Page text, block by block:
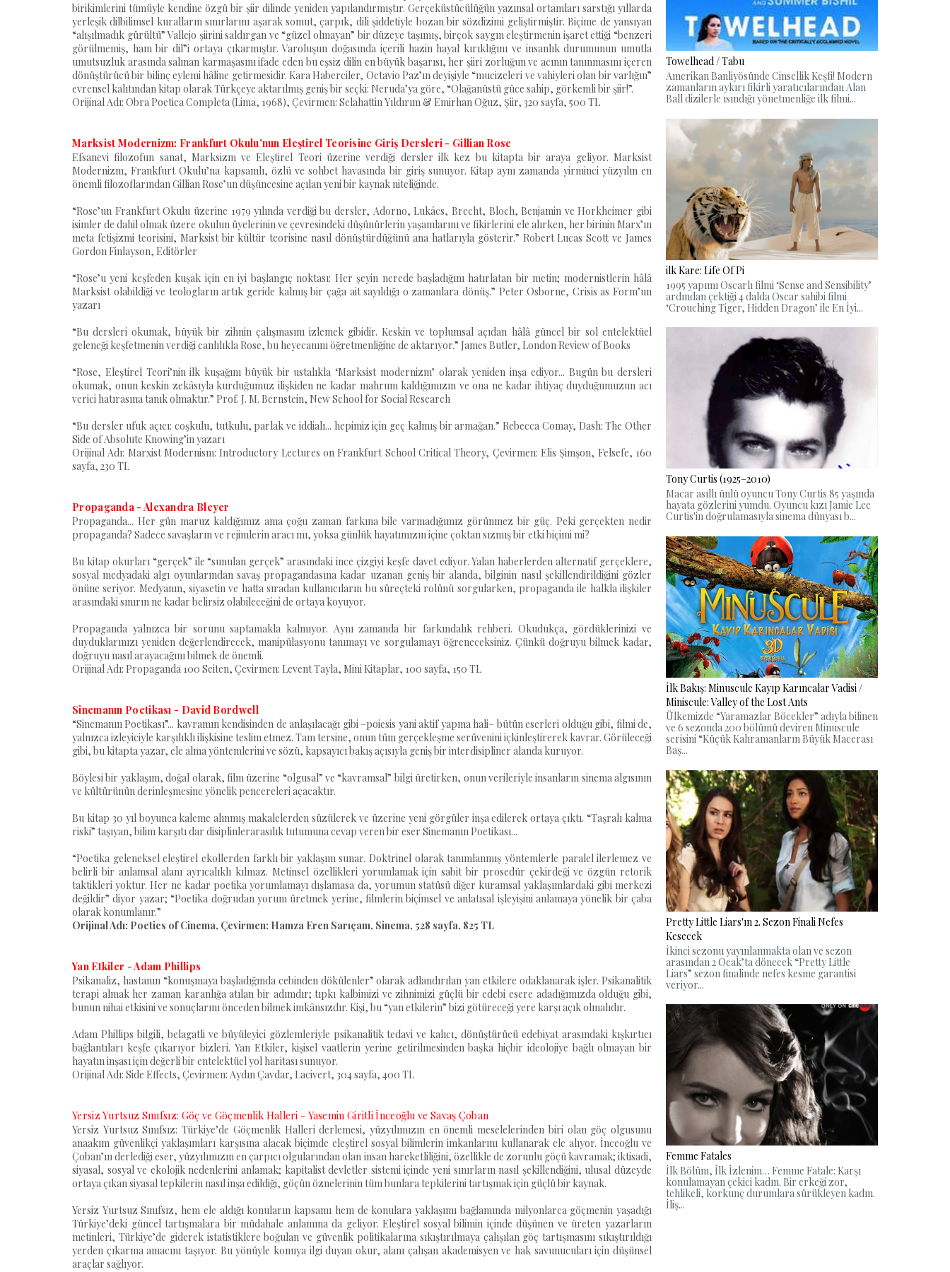
birikimlerini tümüyle kendine özgü bir şiir dilinde yeniden yapılandırmıştır. Gerçeküstücülüğün yazınsal ortamları sarstığı yıllarda
yerleşik dilbilimsel kuralların sınırlarını aşarak somut, çarpık, dili şiddetiyle bozan bir sözdizimi geliştirmiştir. Biçime de yansıyan
“alışılmadık gürültü” Vallejo şiirini saldırgan ve “güzel olmayan” bir düzeye taşımış, birçok saygın eleştirmenin işaret ettiği “benzeri
görülmemiş, ham bir dil”i ortaya çıkarmıştır. Varoluşun doğasında içerili hazin hayal kırıklığını ve insanlık durumunun umutla
umutsuzluk arasında salınan karmaşasını ifade eden bu eşsiz dilin en büyük başarısı, her şiiri zorluğun ve acının tanınmasını içeren
dönüştürücü bir bilinç eylemi hâline getirmesidir. Kara Haberciler, Octavio Paz’ın deyişiyle “mucizeleri ve vahiyleri olan bir varlığın”
evrensel kalıtından kitap olarak Türkçeye aktarılmış geniş bir seçki: Neruda’ya göre, “Olağanüstü güce sahip, görkemli bir şiir!”.
Orijinal Adı: Obra Poetica Completa (Lima, 1968), Çevirmen: Selahattin Yıldırım & Emirhan Oğuz, Şiir, 320 sayfa, 500 TL
Marksist Modernizm: Frankfurt Okulu’nun Eleştirel Teorisine Giriş Dersleri - Gillian Rose
Efsanevi filozofun sanat, Marksizm ve Eleştirel Teori üzerine verdiği dersler ilk kez bu kitapta bir araya geliyor. Marksist
Modernizm, Frankfurt Okulu’na kapsamlı, özlü ve sohbet havasında bir giriş sunuyor. Kitap aynı zamanda yirminci yüzyılın en
önemli filozoflarından Gillian Rose’un düşüncesine açılan yeni bir kaynak niteliğinde.
“Rose’un Frankfurt Okulu üzerine 1979 yılında verdiği bu dersler, Adorno, Lukács, Brecht, Bloch, Benjamin ve Horkheimer gibi
isimler de dahil olmak üzere okulun üyelerinin ve çevresindeki düşünürlerin yaşamlarını ve fikirlerini ele alırken, her birinin Marx’ın
meta fetişizmi teorisini, Marksist bir kültür teorisine nasıl dönüştürdüğünü ana hatlarıyla gösterir.” Robert Lucas Scott ve James
Gordon Finlayson, Editörler
“Rose’u yeni keşfeden kuşak için en iyi başlangıç noktası: Her şeyin nerede başladığını hatırlatan bir metin; modernistlerin hâlâ
Marksist olabildiği ve teologların artık geride kalmış bir çağa ait sayıldığı o zamanlara dönüş.” Peter Osborne, Crisis as Form’un
yazarı
“Bu dersleri okumak, büyük bir zihnin çalışmasını izlemek gibidir. Keskin ve toplumsal açıdan hâlâ güncel bir sol entelektüel
geleneği keşfetmenin verdiği canlılıkla Rose, bu heyecanını öğretmenliğine de aktarıyor.” James Butler, London Review of Books
“Rose, Eleştirel Teori’nin ilk kuşağını büyük bir ustalıkla ‘Marksist modernizm’ olarak yeniden inşa ediyor... Bugün bu dersleri
okumak, onun keskin zekâsıyla kurduğumuz ilişkiden ne kadar mahrum kaldığımızın ve ona ne kadar ihtiyaç duyduğumuzun acı
verici hatırasına tanık olmaktır.” Prof. J. M. Bernstein, New School for Social Research
“Bu dersler ufuk açıcı: coşkulu, tutkulu, parlak ve iddialı... hepimiz için geç kalmış bir armağan.” Rebecca Comay, Dash: The Other
Side of Absolute Knowing’in yazarı
Orijinal Adı: Marxist Modernism: Introductory Lectures on Frankfurt School Critical Theory, Çevirmen: Elis Şimşon, Felsefe, 160
sayfa, 230 TL
Propaganda - Alexandra Bleyer
Propaganda... Her gün maruz kaldığımız ama çoğu zaman farkına bile varmadığımız görünmez bir güç. Peki gerçekten nedir
propaganda? Sadece savaşların ve rejimlerin aracı mı, yoksa günlük hayatımızın içine çoktan sızmış bir etki biçimi mi?
Bu kitap okurları “gerçek” ile “sunulan gerçek” arasındaki ince çizgiyi keşfe davet ediyor. Yalan haberlerden alternatif gerçeklere,
sosyal medyadaki algı oyunlarından savaş propagandasına kadar uzanan geniş bir alanda, bilginin nasıl şekillendirildiğini gözler
önüne seriyor. Medyanın, siyasetin ve hatta sıradan kullanıcıların bu süreçteki rolünü sorgularken, propaganda ile halkla ilişkiler
arasındaki sınırın ne kadar belirsiz olabileceğini de ortaya koyuyor.
Propaganda yalnızca bir sorunu saptamakla kalmıyor. Aynı zamanda bir farkındalık rehberi. Okudukça, gördüklerinizi ve
duyduklarınızı yeniden değerlendirecek, manipülasyonu tanımayı ve sorgulamayı öğreneceksiniz. Çünkü doğruyu bilmek kadar,
doğruyu nasıl arayacağını bilmek de önemli.
Orijinal Adı: Propaganda 100 Seiten, Çevirmen: Levent Tayla, Mini Kitaplar, 100 sayfa, 150 TL
Sinemanın Poetikası - David Bordwell
“Sinemanın Poetikası”... kavramın kendisinden de anlaşılacağı gibi –poiesis yani aktif yapma hali– bütün eserleri olduğu gibi, filmi de,
yalnızca izleyiciyle karşılıklı ilişkisine teslim etmez. Tam tersine, onun tüm gerçekleşme serüvenini içkinleştirerek kavrar. Görüleceği
gibi, bu kitapta yazar, ele alma yöntemlerini ve sözü, kapsayıcı bakış açısıyla geniş bir interdisipliner alanda kuruyor.
Böylesi bir yaklaşım, doğal olarak, film üzerine “olgusal” ve “kavramsal” bilgi üretirken, onun verileriyle insanların sinema algısının
ve kültürünün derinleşmesine yönelik pencereleri açacaktır.
Bu kitap 30 yıl boyunca kaleme alınmış makalelerden süzülerek ve üzerine yeni görgüler inşa edilerek ortaya çıktı. “Taşralı kalma
riski” taşıyan, bilim karşıtı dar disiplinlerarasılık tutumuna cevap veren bir eser Sinemanın Poetikası...
“Poetika geleneksel eleştirel ekollerden farklı bir yaklaşım sunar. Doktrinel olarak tanımlanmış yöntemlerle paralel ilerlemez ve
belirli bir anlamsal alanı ayrıcalıklı kılmaz. Metinsel özellikleri yorumlamak için sabit bir prosedür çekirdeği ve özgün retorik
taktikleri yoktur. Her ne kadar poetika yorumlamayı dışlamasa da, yorumun statüsü diğer kuramsal yaklaşımlardaki gibi merkezi
değildir” diyor yazar; “Poetika doğrudan yorum üretmek yerine, filmlerin biçimsel ve anlatısal işleyişini anlamaya yönelik bir çaba
olarak konumlanır.”
Orijinal Adı: Poetics of Cinema, Çevirmen: Hamza Eren Sarıçam, Sinema, 528 sayfa, 825 TL
Yan Etkiler - Adam Phillips
Psikanaliz, hastanın “konuşmaya başladığında cebinden dökülenler” olarak adlandırılan yan etkilere odaklanarak işler. Psikanalitik
terapi almak her zaman karanlığa atılan bir adımdır; tıpkı kalbimizi ve zihnimizi güçlü bir edebi esere adadığımızda olduğu gibi,
bunun nihai etkisini ve sonuçlarını önceden bilmek imkânsızdır. Kişi, bu “yan etkilerin” bizi götüreceği yere karşı açık olmalıdır.
Adam Phillips bilgili, belagatli ve büyüleyici gözlemleriyle psikanalitik tedavi ve kalıcı, dönüştürücü edebiyat arasındaki kışkırtıcı
bağlantıları keşfe çıkarıyor bizleri. Yan Etkiler, kişisel vaatlerin yerine getirilmesinden başka hiçbir ideolojiye bağlı olmayan bir
hayatın inşası için değerli bir entelektüel yol haritası sunuyor.
Orijinal Adı: Side Effects, Çevirmen: Aydın Çavdar, Lacivert, 304 sayfa, 400 TL
Yersiz Yurtsuz Sınıfsız: Göç ve Göçmenlik Halleri - Yasemin Giritli İnceoğlu ve Savaş Çoban
Yersiz Yurtsuz Sınıfsız: Türkiye’de Göçmenlik Halleri derlemesi, yüzyılımızın en önemli meselelerinden biri olan göç olgusunu
anaakım güvenlikçi yaklaşımları karşısına alacak biçimde eleştirel sosyal bilimlerin imkanlarını kullanarak ele alıyor. İnceoğlu ve
Çoban’ın derlediği eser, yüzyılımızın en çarpıcı olgularından olan insan hareketliliğini, özellikle de zorunlu göçü kavramak; iktisadi,
siyasal, sosyal ve ekolojik nedenlerini anlamak; kapitalist devletler sistemi içinde yeni sınırların nasıl şekillendiğini, ulusal düzeyde
ortaya çıkan siyasal tepkilerin nasıl inşa edildiği, göçün öznelerinin tüm bunlara tepkilerini tartışmak için güçlü bir kaynak.
Yersiz Yurtsuz Sınıfsız, hem ele aldığı konuların kapsamı hem de konulara yaklaşımı bağlamında milyonlarca göçmenin yaşadığı
Türkiye’deki güncel tartışmalara bir müdahale anlamına da geliyor. Eleştirel sosyal bilimin içinde düşünen ve üreten yazarların
metinleri, Türkiye’de giderek istatistiklere boğulan ve güvenlik politikalarına sıkıştırılmaya çalışılan göç tartışmasını sıkıştırıldığı
yerden çıkarma amacını taşıyor. Bu yönüyle konuya ilgi duyan okur, alanı çalışan akademisyen ve hak savunucuları için düşünsel
araçlar sağlıyor.
Towelhead / Tabu
Amerikan Banliyösünde Cinsellik Keşfi! Modern
zamanların aykırı fikirli yaratıcılarından Alan
Ball dizilerle ısındığı yönetmenliğe ilk filmi...
ilk Kare: Life Of Pi
1995 yapımı Oscarlı filmi ‘Sense and Sensibility’
ardından çektiği 4 dalda Oscar sahibi filmi
‘Crouching Tiger, Hidden Dragon’ ile En İyi...
Tony Curtis (1925–2010)
Macar asıllı ünlü oyuncu Tony Curtis 85 yaşında
hayata gözlerini yumdu. Oyuncu kızı Jamie Lee
Curtis'in doğrulamasıyla sinema dünyası b...
İlk Bakış: Minuscule Kayıp Karıncalar Vadisi /
Miniscule: Valley of the Lost Ants
Ülkemizde “Yaramazlar Böcekler” adıyla bilinen
ve 6 sezonda 200 bölümü deviren Minuscule
serisini “Küçük Kahramanların Büyük Macerası
Baş...
Pretty Little Liars'ın 2. Sezon Finali Nefes
Kesecek
İkinci sezonu yayınlanmakta olan ve sezon
arasından 2 Ocak’ta dönecek “Pretty Little
Liars” sezon finalinde nefes kesme garantisi
veriyor...
Femme Fatales
İlk Bölüm, İlk İzlenim… Femme Fatale: Karşı
konulamayan çekici kadın. Bir erkeği zor,
tehlikeli, korkunç durumlara sürükleyen kadın.
İliş...